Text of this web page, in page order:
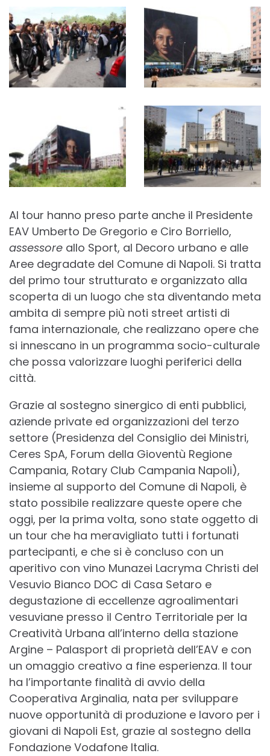
Al tour hanno preso parte anche il Presidente
EAV Umberto De Gregorio e Ciro Borriello,
assessore allo Sport, al Decoro urbano e alle
Aree degradate del Comune di Napoli. Si tratta
del primo tour strutturato e organizzato alla
scoperta di un luogo che sta diventando meta
ambita di sempre più noti street artisti di
fama internazionale, che realizzano opere che
si innescano in un programma socio-culturale
che possa valorizzare luoghi periferici della
città.
Grazie al sostegno sinergico di enti pubblici,
aziende private ed organizzazioni del terzo
settore (Presidenza del Consiglio dei Ministri,
Ceres SpA, Forum della Gioventù Regione
Campania, Rotary Club Campania Napoli),
insieme al supporto del Comune di Napoli, è
stato possibile realizzare queste opere che
oggi, per la prima volta, sono state oggetto di
un tour che ha meravigliato tutti i fortunati
partecipanti, e che si è concluso con un
aperitivo con vino Munazei Lacryma Christi del
Vesuvio Bianco DOC di Casa Setaro e
degustazione di eccellenze agroalimentari
vesuviane presso il Centro Territoriale per la
Creatività Urbana all’interno della stazione
Argine – Palasport di proprietà dell’EAV e con
un omaggio creativo a fine esperienza. Il tour
ha l’importante finalità di avvio della
Cooperativa Arginalia, nata per sviluppare
nuove opportunità di produzione e lavoro per i
giovani di Napoli Est, grazie al sostegno della
Fondazione Vodafone Italia.